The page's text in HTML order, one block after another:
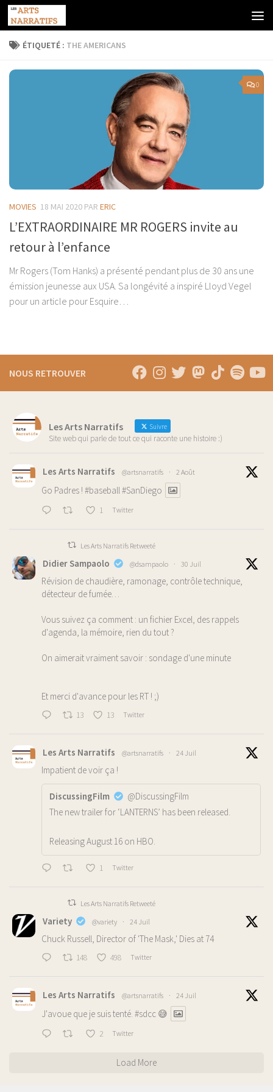
Skip to content
ÉTIQUETÉ : THE AMERICANS
0
MOVIES 18 MAI 2020 PAR ERIC
L’EXTRAORDINAIRE MR ROGERS invite au
retour à l’enfance
Mr Rogers (Tom Hanks) a présenté pendant plus de 30 ans une
émission jeunesse aux USA. Sa longévité a inspiré Lloyd Vegel
pour un article pour Esquire…
NOUS RETROUVER
Les Arts Narratifs Suivre
Site web qui parle de tout ce qui raconte une histoire :)
Les Arts Narratifs @artsnarratifs · 2 Août
Go Padres ! #baseball #SanDiego
1 Twitter
Les Arts Narratifs Retweeté
Didier Sampaolo @dsampaolo · 30 Juil
Révision de chaudière, ramonage, contrôle technique,
détecteur de fumée…
Vous suivez ça comment : un fichier Excel, des rappels
d'agenda, la mémoire, rien du tout ?
On aimerait vraiment savoir : sondage d'une minute
Et merci d'avance pour les RT ! ;)
13 13 Twitter
Les Arts Narratifs @artsnarratifs · 24 Juil
Impatient de voir ça !
DiscussingFilm
@DiscussingFilm
The new trailer for ‘LANTERNS’ has been released.
Releasing August 16 on HBO.
1 Twitter
Les Arts Narratifs Retweeté
Variety @variety · 24 Juil
Chuck Russell, Director of 'The Mask,' Dies at 74
148 498 Twitter
Les Arts Narratifs @artsnarratifs · 24 Juil
J'avoue que je suis tenté. #sdcc 😅
2 Twitter
Load More